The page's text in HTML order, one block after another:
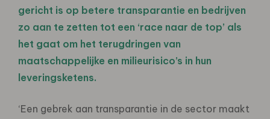
gericht is op betere transparantie en bedrijven
zo aan te zetten tot een ‘race naar de top’ als
het gaat om het terugdringen van
maatschappelijke en milieurisico’s in hun
leveringsketens.
‘Een gebrek aan transparantie in de sector maakt